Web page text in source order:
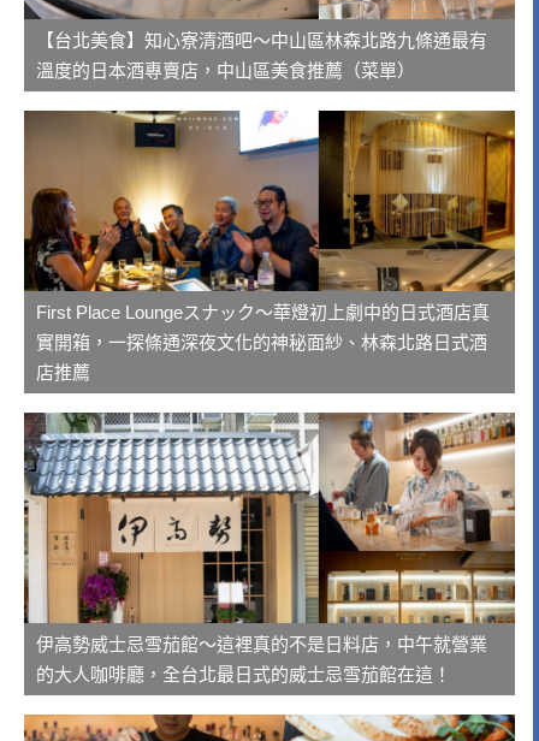
【台北美食】知心寮清酒吧～中山區林森北路九條通最有
溫度的日本酒專賣店，中山區美食推薦（菜單）
First Place Loungeスナック～華燈初上劇中的日式酒店真
實開箱，一探條通深夜文化的神秘面紗、林森北路日式酒
店推薦
伊高勢威士忌雪茄館～這裡真的不是日料店，中午就營業
的大人咖啡廳，全台北最日式的威士忌雪茄館在這！